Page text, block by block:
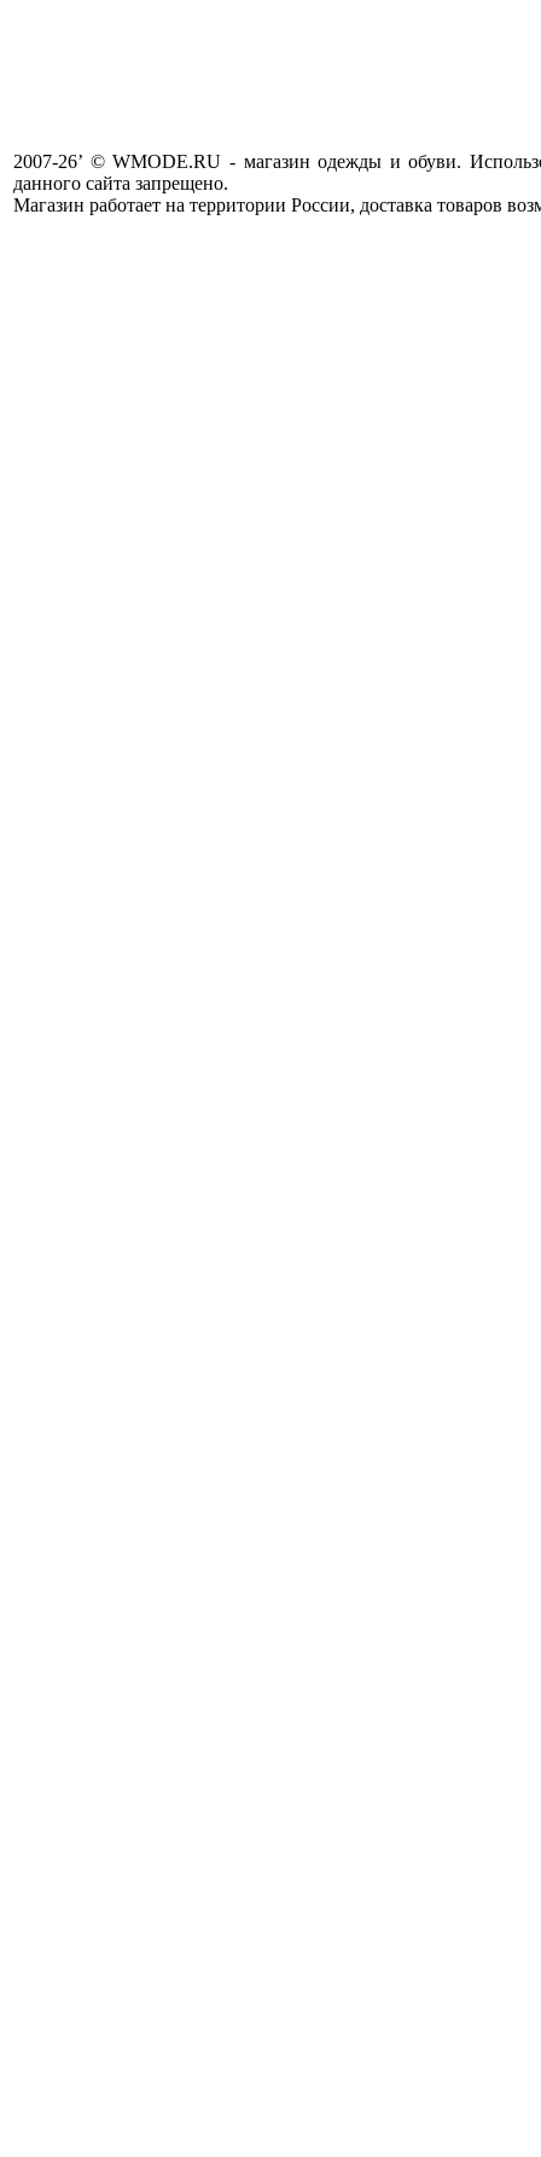
2007-26’ © WMODE.RU - магазин одежды и обуви.
данного сайта запрещено.
Магазин работает на территории России, доставка товаров